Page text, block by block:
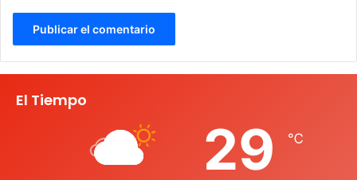
El Tiempo
29 ℃